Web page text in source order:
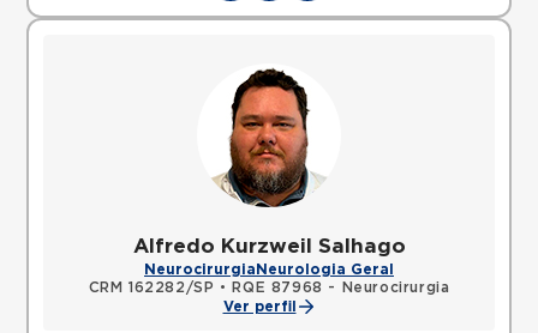
Alfredo Kurzweil Salhago
Neurocirurgia Neurologia Geral
CRM 162282/SP •
RQE 87968 - Neurocirurgia
Ver perfil